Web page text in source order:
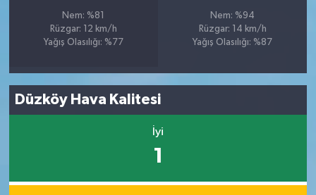
Nem: %81
Rüzgar: 12 km/h
Yağış Olasılığı: %77
Nem: %94
Rüzgar: 14 km/h
Yağış Olasılığı: %87
Düzköy Hava Kalitesi
İyi
1